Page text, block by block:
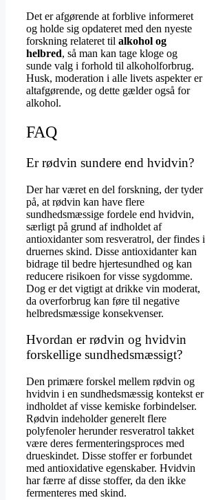
Det er afgørende at forblive informeret
og holde sig opdateret med den nyeste
forskning relateret til alkohol og
helbred, så man kan tage kloge og
sunde valg i forhold til alkoholforbrug.
Husk, moderation i alle livets aspekter er
altafgørende, og dette gælder også for
alkohol.
FAQ
Er rødvin sundere end hvidvin?
Der har været en del forskning, der tyder
på, at rødvin kan have flere
sundhedsmæssige fordele end hvidvin,
særligt på grund af indholdet af
antioxidanter som resveratrol, der findes i
druernes skind. Disse antioxidanter kan
bidrage til bedre hjertesundhed og kan
reducere risikoen for visse sygdomme.
Dog er det vigtigt at drikke vin moderat,
da overforbrug kan føre til negative
helbredsmæssige konsekvenser.
Hvordan er rødvin og hvidvin
forskellige sundhedsmæssigt?
Den primære forskel mellem rødvin og
hvidvin i en sundhedsmæssig kontekst er
indholdet af visse kemiske forbindelser.
Rødvin indeholder generelt flere
polyfenoler herunder resveratrol takket
være deres fermenteringsproces med
drueskindet. Disse stoffer er forbundet
med antioxidative egenskaber. Hvidvin
har færre af disse stoffer, da den ikke
fermenteres med skind.